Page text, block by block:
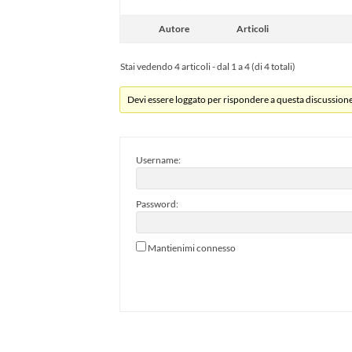
Autore Articoli
Stai vedendo 4 articoli - dal 1 a 4 (di 4 totali)
Devi essere loggato per rispondere a questa
Username:
Password:
Mantienimi connesso